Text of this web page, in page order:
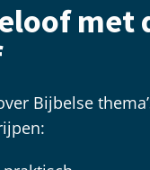
met
Bijbelse